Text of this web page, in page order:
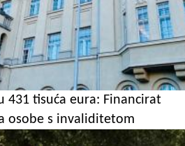
431 tisuća eura: Financirat
osobe s invaliditetom